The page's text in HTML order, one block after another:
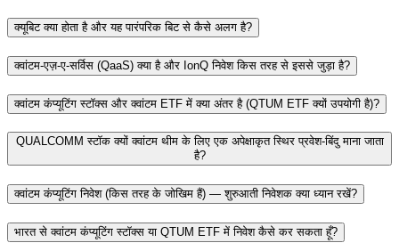
क्यूबिट क्या होता है और यह पारंपरिक बिट से कैसे अलग है?
क्वांटम‑एज़‑ए‑सर्विस (QaaS) क्या है और IonQ निवेश किस तरह से इससे जुड़ा है?
क्वांटम कंप्यूटिंग स्टॉक्स और क्वांटम ETF में क्या अंतर है (QTUM ETF क्यों उपयोगी है)?
QUALCOMM स्टॉक क्यों क्वांटम थीम के लिए एक अपेक्षाकृत स्थिर प्रवेश‑बिंदु माना जाता
है?
क्वांटम कंप्यूटिंग निवेश (किस तरह के जोखिम हैं) — शुरुआती निवेशक क्या ध्यान रखें?
भारत से क्वांटम कंप्यूटिंग स्टॉक्स या QTUM ETF में निवेश कैसे कर सकता हूँ?